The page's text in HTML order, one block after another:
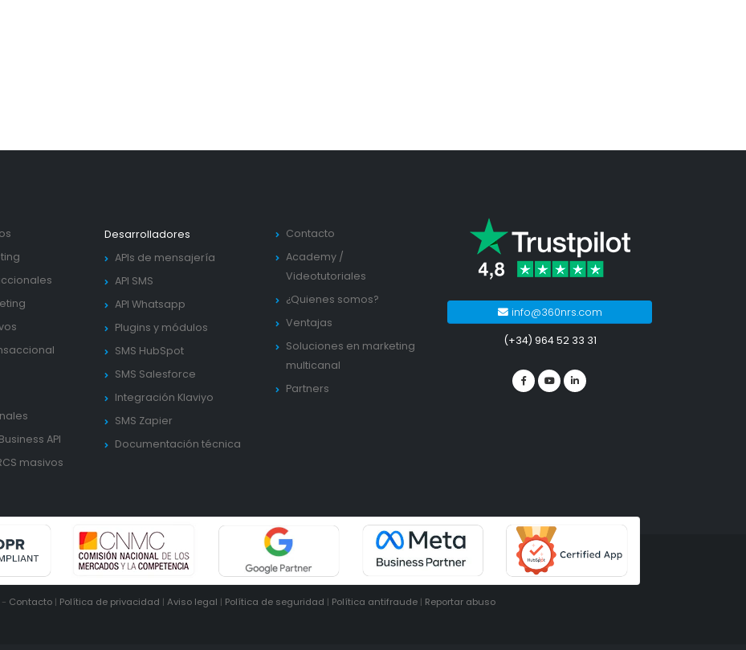
API
masivos
Desarrolladores
APIs de mensajería
API SMS
API Whatsapp
Plugins y módulos
SMS HubSpot
SMS Salesforce
Integración Klaviyo
SMS Zapier
Documentación técnica
Contacto
Academy /
Videotutoriales
¿Quienes somos?
Ventajas
Soluciones en marketing
multicanal
Partners
info@360nrs.com
(+34) 964 52 33 31
- Contacto | Política de privacidad | Aviso legal | Política de seguridad | Política antifraude| Reportar abuso